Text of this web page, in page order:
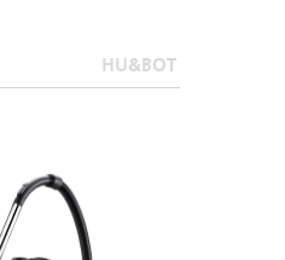
HU&BOT